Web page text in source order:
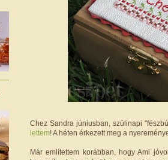
Chez Sandra júniusban, szülinapi
lettem! A héten érkezett meg a
Már említettem korábban, hogy Ami